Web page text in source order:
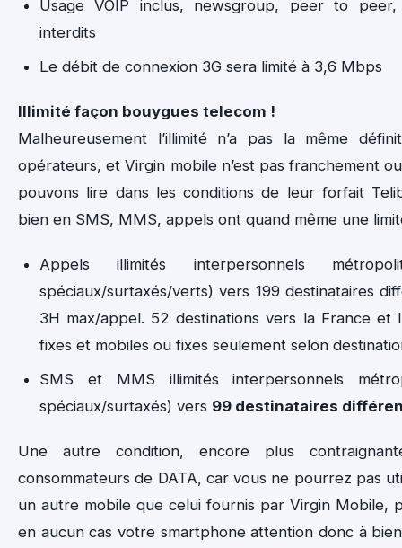
Usage VOIP inclus, newsgroup, peer to
interdits
Le débit de connexion 3G sera limité à 3,6 Mbps
Illimité façon bouygues telecom !
Malheureusement l’illimité n’a pas la même
opérateurs, et Virgin mobile n’est pas franchement
pouvons lire dans les conditions de leur forfait
bien en SMS, MMS, appels ont quand même une
Appels illimités interpersonnels
spéciaux/surtaxés/verts) vers 199 destinataires
3H max/appel. 52 destinations vers la France et
fixes et mobiles ou fixes seulement selon
SMS et MMS illimités interpersonnels
spéciaux/surtaxés) vers 99 destinataires
Une autre condition, encore plus
consommateurs de DATA, car vous ne pourrez pas
un autre mobile que celui fournis par Virgin Mobile,
en aucun cas votre smartphone attention donc à